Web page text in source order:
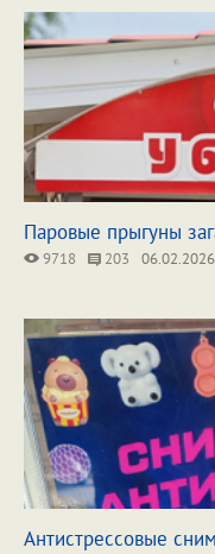
Паровые прыгуны
9718 203 06.02.2026
Антистрессовые